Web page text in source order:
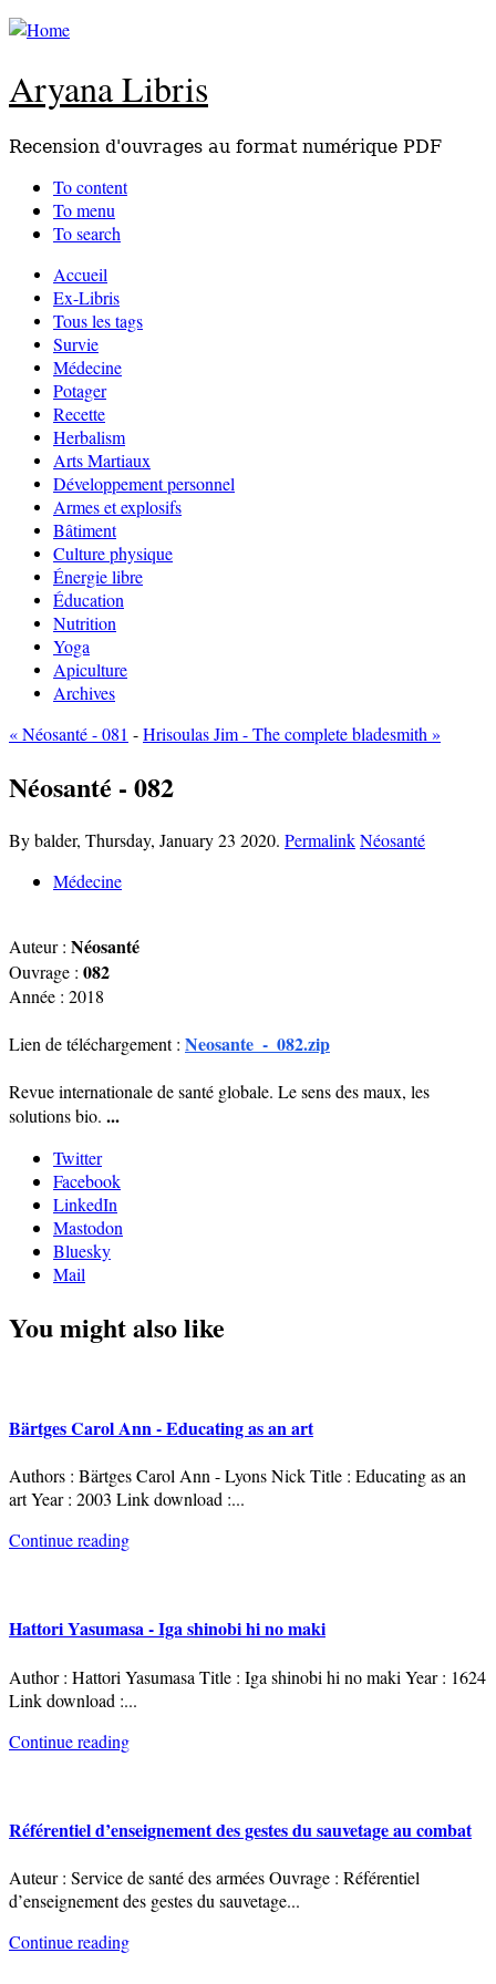
Aryana Libris
Recension d'ouvrages au format numérique PDF
To content
To menu
To search
Accueil
Ex-Libris
Tous les tags
Survie
Médecine
Potager
Recette
Herbalism
Arts Martiaux
Développement personnel
Armes et explosifs
Bâtiment
Culture physique
Énergie libre
Éducation
Nutrition
Yoga
Apiculture
Archives
« Néosanté - 081 -Hrisoulas Jim - The complete bladesmith »
Néosanté - 082
By balder, Thursday, January 23 2020. PermalinkNéosanté
Médecine
Auteur : Néosanté
Ouvrage : 082
Année : 2018
Lien de téléchargement : Neosante_-_082.zip
Revue internationale de santé globale. Le sens des maux, les
solutions bio. ...
Twitter
Facebook
LinkedIn
Mastodon
Bluesky
Mail
You might also like
Bärtges Carol Ann - Educating as an art
Authors : Bärtges Carol Ann - Lyons Nick Title : Educating as an
art Year : 2003 Link download :...
Continue reading
Hattori Yasumasa - Iga shinobi hi no maki
Author : Hattori Yasumasa Title : Iga shinobi hi no maki Year : 1624
Link download :...
Continue reading
Référentiel d’enseignement des gestes du sauvetage au combat
Auteur : Service de santé des armées Ouvrage : Référentiel
d’enseignement des gestes du sauvetage...
Continue reading